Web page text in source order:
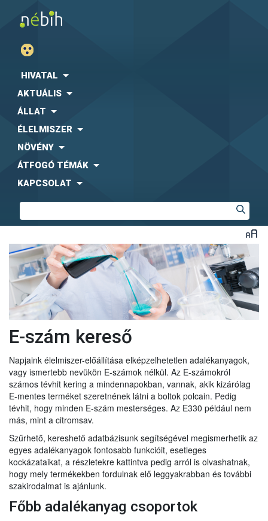
HIVATAL
AKTUÁLIS
ÁLLAT
ÉLELMISZER
NÖVÉNY
ÁTFOGÓ TÉMÁK
KAPCSOLAT
E-szám kereső
Napjaink élelmiszer-előállítása elképzelhetetlen adalékanyagok,
vagy ismertebb nevükön E-számok nélkül. Az E-számokról
számos tévhit kering a mindennapokban, vannak, akik kizárólag
E-mentes terméket szeretnének látni a boltok polcain. Pedig
tévhit, hogy minden E-szám mesterséges. Az E330 például nem
más, mint a citromsav.
Szűrhető, kereshető adatbázisunk segítségével megismerhetik az
egyes adalékanyagok fontosabb funkcióit, esetleges
kockázataikat, a részletekre kattintva pedig arról is olvashatnak,
hogy mely termékekben fordulnak elő leggyakrabban és további
szakirodalmat is ajánlunk.
Főbb adalékanyag csoportok